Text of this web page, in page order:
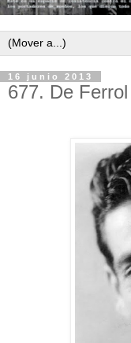
16 junio 2013
677. De